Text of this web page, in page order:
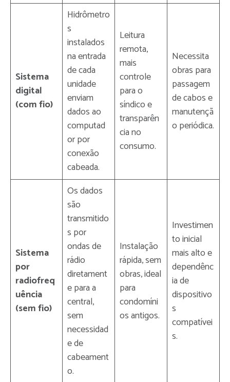
Sistema
digital
(com fio)
Hidrômetro
s
instalados
na entrada
de cada
unidade
enviam
dados ao
computad
or por
conexão
cabeada.
Leitura
remota,
mais
controle
para o
síndico e
transparên
cia no
consumo.
Necessita
obras para
passagem
de cabos e
manutençã
o periódica.
Sistema
por
radiofreq
uência
(sem fio)
Os dados
são
transmitido
s por
ondas de
rádio
diretament
e para a
central,
sem
necessidad
e de
cabeament
o.
Instalação
rápida, sem
obras, ideal
para
condomíni
os antigos.
Investimen
to inicial
mais alto e
dependênc
ia de
dispositivo
s
compatívei
s.